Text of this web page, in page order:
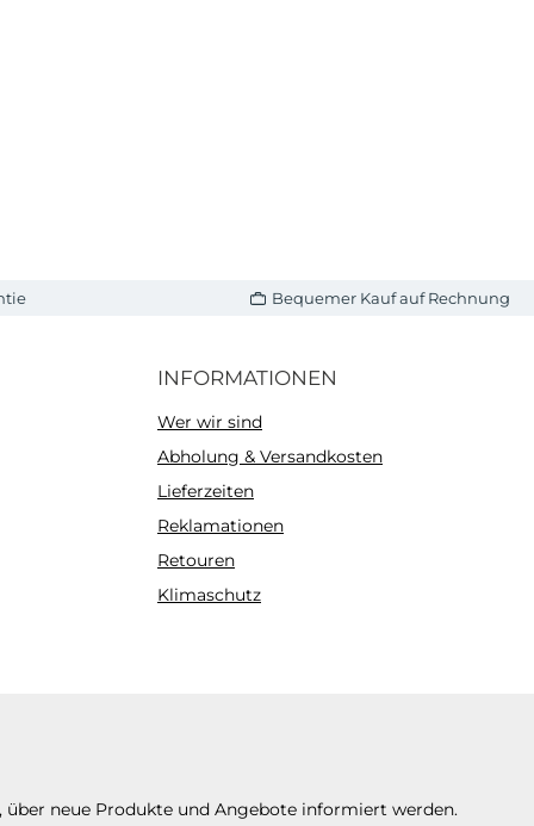
Bequemer Kauf auf Rechnung
INFORMATIONEN
Wer wir sind
Abholung & Versandkosten
Lieferzeiten
Reklamationen
Retouren
Klimaschutz
neue Produkte und Angebote informiert werden.